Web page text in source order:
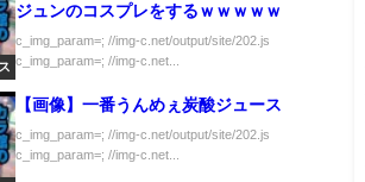
ジュンのコスプレをするｗｗｗｗｗ
c_img_param=; //img-c.net/output/site/202.js
c_img_param=; //img-c.net...
【画像】一番うんめぇ炭酸ジュース
c_img_param=; //img-c.net/output/site/202.js
c_img_param=; //img-c.net...